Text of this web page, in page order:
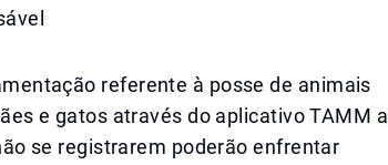
referente à posse de animais
e gatos através do aplicativo TAMM a
se registrarem poderão enfrentar